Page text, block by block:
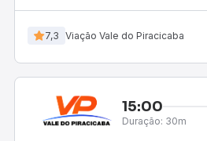
7,3 Viação Vale do Piracicaba
15:00
Duração: 30m